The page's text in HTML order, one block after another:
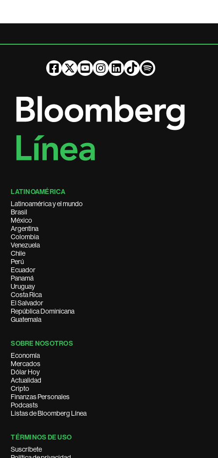
LATINOAMÉRICA
Latinoamérica y el mundo
Brasil
México
Argentina
Colombia
Venezuela
Chile
Perú
Ecuador
Panamá
Uruguay
Costa Rica
El Salvador
República Dominicana
Guatemala
SOBRE NOSOTROS
Economía
Mercados
Dólar Hoy
Actualidad
Cripto
Finanzas Personales
Podcasts
Listas de Bloomberg Línea
TÉRMINOS DE USO
Suscríbete